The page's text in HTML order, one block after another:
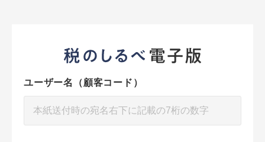
ユーザー名（顧客コード）